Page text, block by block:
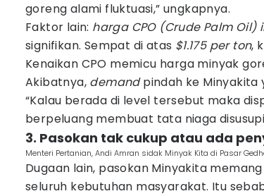
goreng alami fluktuasi,” ungkapnya.
Faktor lain: harga CPO (Crude Palm Oil)
signifikan. Sempat di atas $1.175 per ton,
Kenaikan CPO memicu harga minyak
Akibatnya, demandpindah ke Minyakita
“Kalau berada di level tersebut maka
berpeluang membuat tata niaga
3. Pasokan tak cukup atau ada
Menteri Pertanian, Andi Amran sidak Minyak Kita di Pasar
Dugaan lain, pasokan Minyakita
seluruh kebutuhan masyarakat. Itu